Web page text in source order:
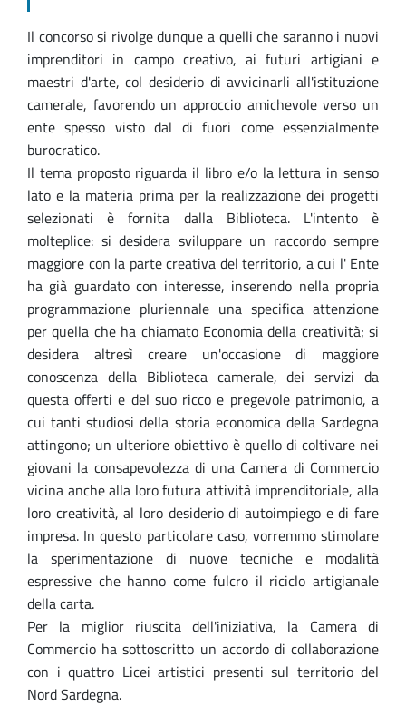
Il concorso si rivolge dunque a quelli che saranno i nuovi
imprenditori in campo creativo, ai futuri artigiani e
maestri d'arte, col desiderio di avvicinarli all'istituzione
camerale, favorendo un approccio amichevole verso un
ente spesso visto dal di fuori come essenzialmente
burocratico.
Il tema proposto riguarda il libro e/o la lettura in senso
lato e la materia prima per la realizzazione dei progetti
selezionati è fornita dalla Biblioteca. L'intento è
molteplice: si desidera sviluppare un raccordo sempre
maggiore con la parte creativa del territorio, a cui l' Ente
ha già guardato con interesse, inserendo nella propria
programmazione pluriennale una specifica attenzione
per quella che ha chiamato Economia della creatività; si
desidera altresì creare un'occasione di maggiore
conoscenza della Biblioteca camerale, dei servizi da
questa offerti e del suo ricco e pregevole patrimonio, a
cui tanti studiosi della storia economica della Sardegna
attingono; un ulteriore obiettivo è quello di coltivare nei
giovani la consapevolezza di una Camera di Commercio
vicina anche alla loro futura attività imprenditoriale, alla
loro creatività, al loro desiderio di autoimpiego e di fare
impresa. In questo particolare caso, vorremmo stimolare
la sperimentazione di nuove tecniche e modalità
espressive che hanno come fulcro il riciclo artigianale
della carta.
Per la miglior riuscita dell'iniziativa, la Camera di
Commercio ha sottoscritto un accordo di collaborazione
con i quattro Licei artistici presenti sul territorio del
Nord Sardegna.